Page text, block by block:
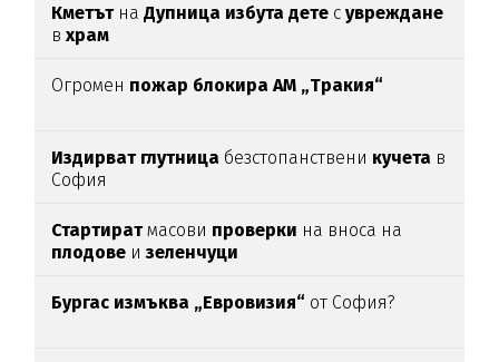
Кметът наДупница избута дете сувреждане
вхрам
Огромен пожар блокира АМ „Тракия“
Издирват глутница безстопанствени кучета в
София
Стартиратмасови проверки на вноса на
плодове и зеленчуци
Бургас измъква „Евровизия“ от София?